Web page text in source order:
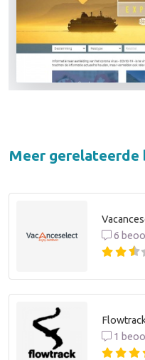
Meer gerelateerde
6
1